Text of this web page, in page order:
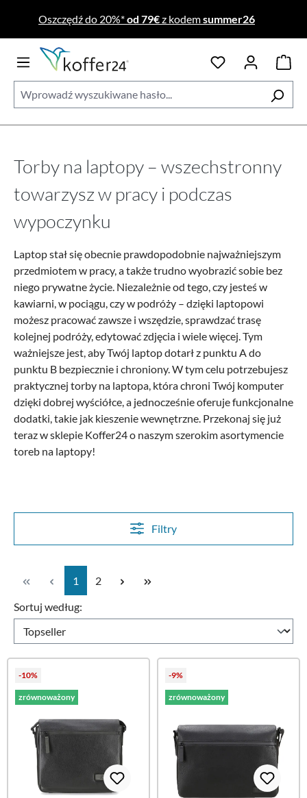
Przejdź do głównej zawartości
Oszczędź do 20%*od 79€z kodemsummer26
Torby na laptopy – wszechstronny
towarzysz w pracy i podczas
wypoczynku
Laptop stał się obecnie prawdopodobnie najważniejszym
przedmiotem w pracy, a także trudno wyobrazić sobie bez
niego prywatne życie. Niezależnie od tego, czy jesteś w
kawiarni, w pociągu, czy w podróży – dzięki laptopowi
możesz pracować zawsze i wszędzie, sprawdzać trasę
kolejnej podróży, edytować zdjęcia i wiele więcej. Tym
ważniejsze jest, aby Twój laptop dotarł z punktu A do
punktu B bezpiecznie i chroniony. W tym celu potrzebujesz
praktycznej torby na laptopa, która chroni Twój komputer
dzięki dobrej wyściółce, a jednocześnie oferuje funkcjonalne
dodatki, takie jak kieszenie wewnętrzne. Przekonaj się już
teraz w sklepie Koffer24 o naszym szerokim asortymencie
toreb na laptopy!
Filtry
Strona
1 Strona
2
Sortuj według:
-10%
zrównoważony
-9%
zrównoważony